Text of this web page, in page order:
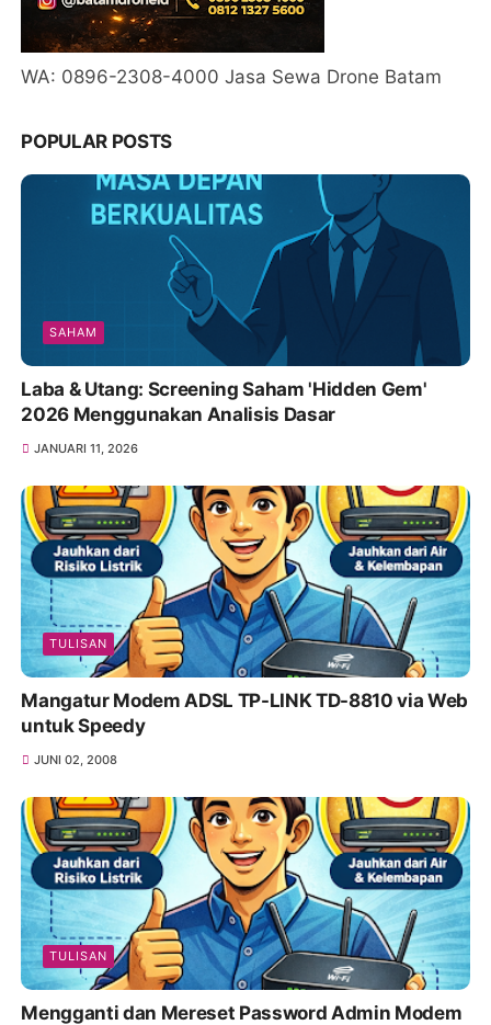
WA: 0896-2308-4000 Jasa Sewa Drone Batam
POPULAR POSTS
SAHAM
Laba & Utang: Screening Saham 'Hidden Gem'
2026 Menggunakan Analisis Dasar
JANUARI 11, 2026
TULISAN
Mangatur Modem ADSL TP-LINK TD-8810 via Web
untuk Speedy
JUNI 02, 2008
TULISAN
Mengganti dan Mereset Password Admin Modem